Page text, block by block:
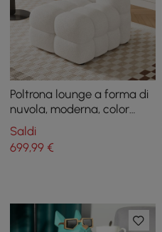
Poltrona lounge a forma di
nuvola, moderna, color
crema, color crema, con
morbido cuscino
Saldi
699,99 €